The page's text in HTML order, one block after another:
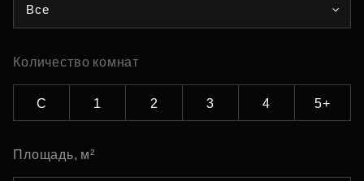
Все
Количество комнат
С 1 2 3 4 5+
Площадь, м²